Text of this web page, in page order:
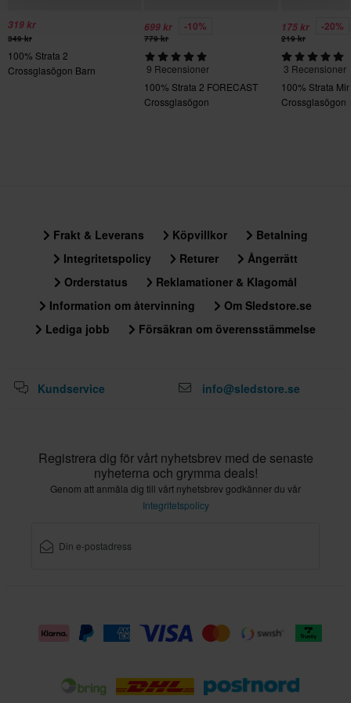
319 kr
349 kr
100% Strata 2
Crossglasögon Barn
699 kr -10%
779 kr
9 Recensioner
100% Strata 2 FORECAST
Crossglasögon
175 kr -20%
219 kr
3 Recensioner
100% Strata
Crossglasögon
Frakt & Leverans Köpvillkor
Betalning
Integritetspolicy
Returer
Ångerrätt
Orderstatus
Reklamationer & Klagomål
Information om återvinning
Om Sledstore.se
Lediga jobb
Försäkran om överensstämmelse
Kundservice info@sledstore.se
Registrera dig för vårt nyhetsbrev med de senaste
nyheterna och grymma deals!
Genom att anmäla dig till vårt nyhetsbrev godkänner du vår
Integritetspolicy